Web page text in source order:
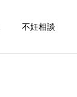
不妊相談